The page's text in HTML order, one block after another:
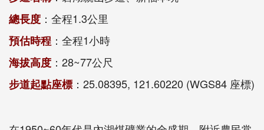
總長度 ：全程1.3公里
預估時程 ：全程1小時
海拔高度 ：28~77公尺
步道起點座標 ：25.08395, 121.60220 (WGS84 座標)